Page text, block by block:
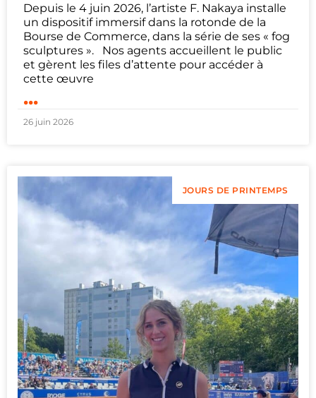
Depuis le 4 juin 2026, l’artiste F. Nakaya installe
un dispositif immersif dans la rotonde de la
Bourse de Commerce, dans la série de ses « fog
sculptures ». Nos agents accueillent le public
et gèrent les files d’attente pour accéder à
cette œuvre
...
26 juin 2026
JOURS DE PRINTEMPS